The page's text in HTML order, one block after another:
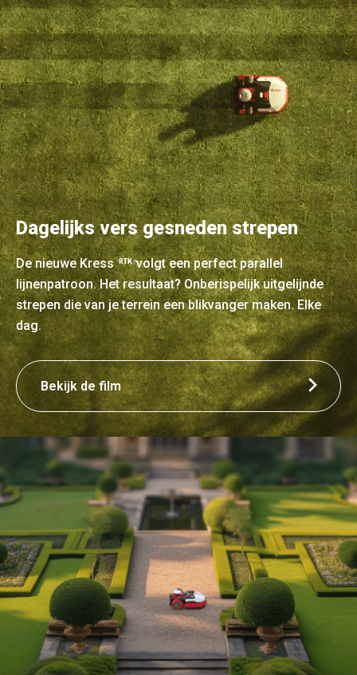
Dagelijks vers gesneden strepen
De nieuwe Kress RTK n
volgt een perfect parallel
lijnenpatroon. Het resultaat? Onberispelijk uitgelijnde
strepen die van je terrein een blikvanger maken. Elke
dag.
Bekijk de film